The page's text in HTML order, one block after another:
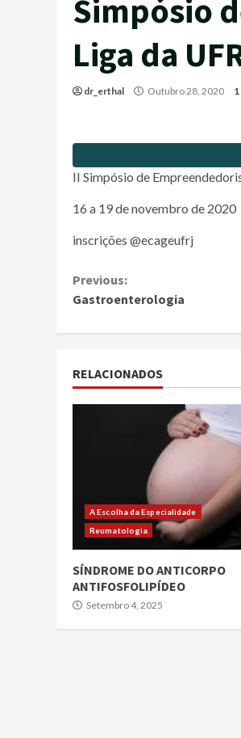
Simpósio
Liga da
dr_erthal Outubro 28, 2020
II Simpósio de
16 a 19 de novembro de 2020
inscrições @ecageufrj
Continue
Previous:
Gastroenterologia
RELACIONADOS
A Escolha da Especialidade
Reumatologia
SÍNDROME DO ANTICORPO
ANTIFOSFOLIPÍDEO
Setembro 4, 2025